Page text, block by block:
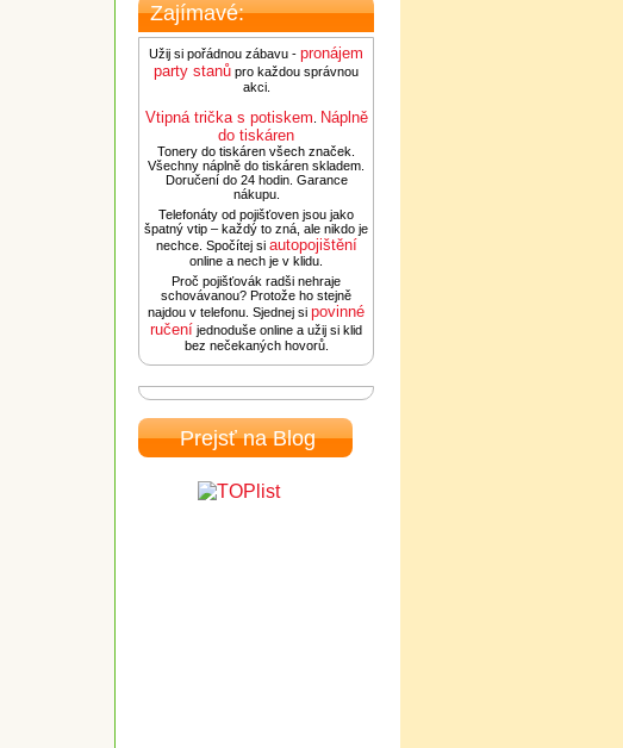
Zajímavé:
Užij si pořádnou zábavu - pronájem
party stanů pro každou správnou
akci.
Vtipná trička s potiskem Náplně
do tiskáren
Tonery do tiskáren všech značek.
Všechny náplně do tiskáren skladem.
Doručení do 24 hodin. Garance
nákupu.
Telefonáty od pojišťoven jsou jako
špatný vtip – každý to zná, ale nikdo je
nechce. Spočítej si autopojištění
online a nech je v klidu.
Proč pojišťovák radši nehraje
schovávanou? Protože ho stejně
najdou v telefonu. Sjednej si povinné
ručení jednoduše online a užij si klid
bez nečekaných hovorů.
Prejsť na Blog